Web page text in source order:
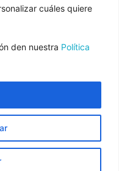
cuáles quiere
den nuestra Política
natural y la electricidad
de agresión de Rusia
de uso
Política de cookies